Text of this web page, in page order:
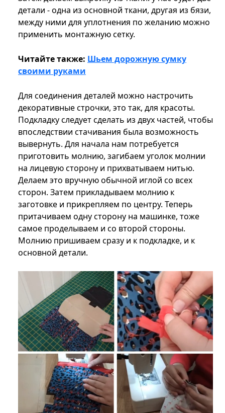
детали - одна из основной ткани, другая из бязи,
между ними для уплотнения по желанию можно
применить монтажную сетку.
Читайте также: Шьем дорожную сумку
своими руками
Для соединения деталей можно настрочить
декоративные строчки, это так, для красоты.
Подкладку следует сделать из двух частей, чтобы
впоследствии стачивания была возможность
вывернуть. Для начала нам потребуется
приготовить молнию, загибаем уголок молнии
на лицевую сторону и прихватываем нитью.
Делаем это вручную обычной иглой со всех
сторон. Затем прикладываем молнию к
заготовке и прикрепляем по центру. Теперь
притачиваем одну сторону на машинке, тоже
самое проделываем и со второй стороны.
Молнию пришиваем сразу и к подкладке, и к
основной детали.